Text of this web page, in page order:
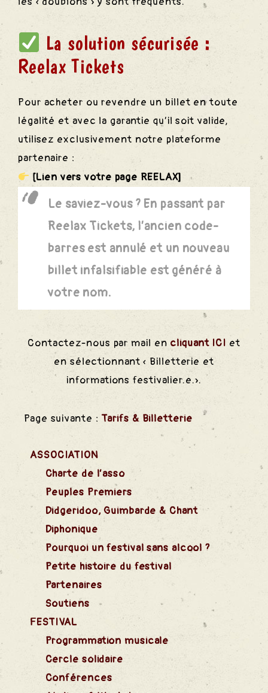
La solution sécurisée :
Reelax Tickets
Pour acheter ou revendre un billet en toute
légalité et avec la garantie qu’il soit valide,
utilisez exclusivement notre plateforme
partenaire :
[Lien vers votre page REELAX]
Le saviez-vous ? En passant par
Reelax Tickets, l’ancien code-
barres est annulé et un nouveau
billet infalsifiable est généré à
votre nom.
Contactez-nous par mail en cliquant ICI et
en sélectionnant « Billetterie et
informations festivalier.e.».
Page suivante :Tarifs & Billetterie
ASSOCIATION
Charte de l’asso
Peuples Premiers
Didgeridoo, Guimbarde & Chant
Diphonique
Pourquoi un festival sans alcool ?
Petite histoire du festival
Partenaires
Soutiens
FESTIVAL
Programmation musicale
Cercle solidaire
Conférences